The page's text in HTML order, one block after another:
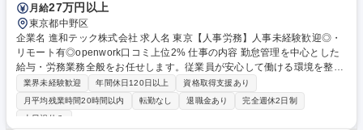
月給27万円以上
東京都中野区
企業名 進和テック株式会社 求人名 東京【人事労務】人事未経験歓迎◎・
リモート有◎openwork口コミ上位2% 仕事の内容 勤怠管理を中心とした
給与・労務業務全般をお任せします。従業員が安心して働ける環境を整
え、バックオフィスから会社を支えるポジションです。 【具体的な仕事内
容】 入社後まずは、勤怠管理業務を中心に担当していただきます。 ・従
業員の勤怠データの収集、確認、管理業務 ・給与計算業務のサポート ・
業界未経験歓迎 年間休日120日以上
資格取得支援あり
月平均残業時間20時間以内
転勤なし 退職金あり
完全週休2日制
土日祝休み